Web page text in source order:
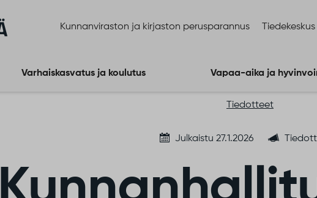
Kunnanviraston ja kirjaston perusparannus
Varhaiskasvatus ja koulutus Vapaa-aika ja
Tiedotteet
Julkaistu 27.1.2026